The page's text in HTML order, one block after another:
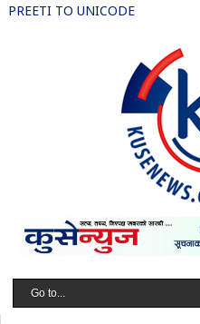
PREETI TO UNICODE